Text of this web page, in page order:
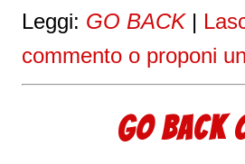
Leggi: GO BACK|
commento o proponi
GO BACK